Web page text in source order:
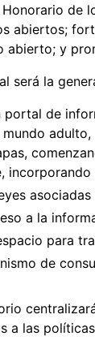
de
abiertos;
abierto; y
será la
portal de
incorporando
a la
para
de
a las